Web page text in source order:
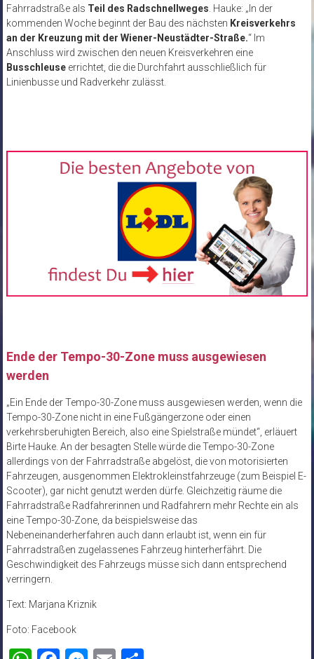
Fahrradstraße als Teil des Radschnellweges . Hauke: „In der
kommenden Woche beginnt der Bau des nächsten Kreisverkehrs
an der Kreuzung mit der Wiener-Neustädter-Straße.“ Im
Anschluss wird zwischen den neuen Kreisverkehren eine
Busschleuseerrichtet, die die Durchfahrt ausschließlich für
Linienbusse und Radverkehr zulässt.
Ende der Tempo-30-Zone muss ausgewiesen
werden
„Ein Ende der Tempo-30-Zone muss ausgewiesen werden, wenn die
Tempo-30-Zone nicht in eine Fußgängerzone oder einen
verkehrsberuhigten Bereich, also eine Spielstraße mündet“, erläuert
Birte Hauke. An der besagten Stelle würde die Tempo-30-Zone
allerdings von der Fahrradstraße abgelöst, die von motorisierten
Fahrzeugen, ausgenommen Elektrokleinstfahrzeuge (zum Beispiel E-
Scooter), gar nicht genutzt werden dürfe. Gleichzeitig räume die
Fahrradstraße Radfahrerinnen und Radfahrern mehr Rechte ein als
eine Tempo-30-Zone, da beispielsweise das
Nebeneinanderherfahren auch dann erlaubt ist, wenn ein für
Fahrradstraßen zugelassenes Fahrzeug hinterherfährt. Die
Geschwindigkeit des Fahrzeugs müsse sich dann entsprechend
verringern.
Text: Marjana Kriznik
Foto: Facebook